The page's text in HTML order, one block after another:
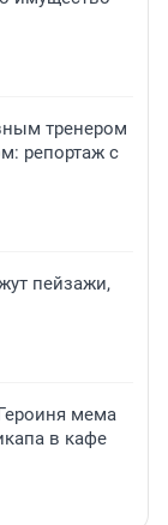
тренером
репортаж с
пейзажи,
мема
в кафе